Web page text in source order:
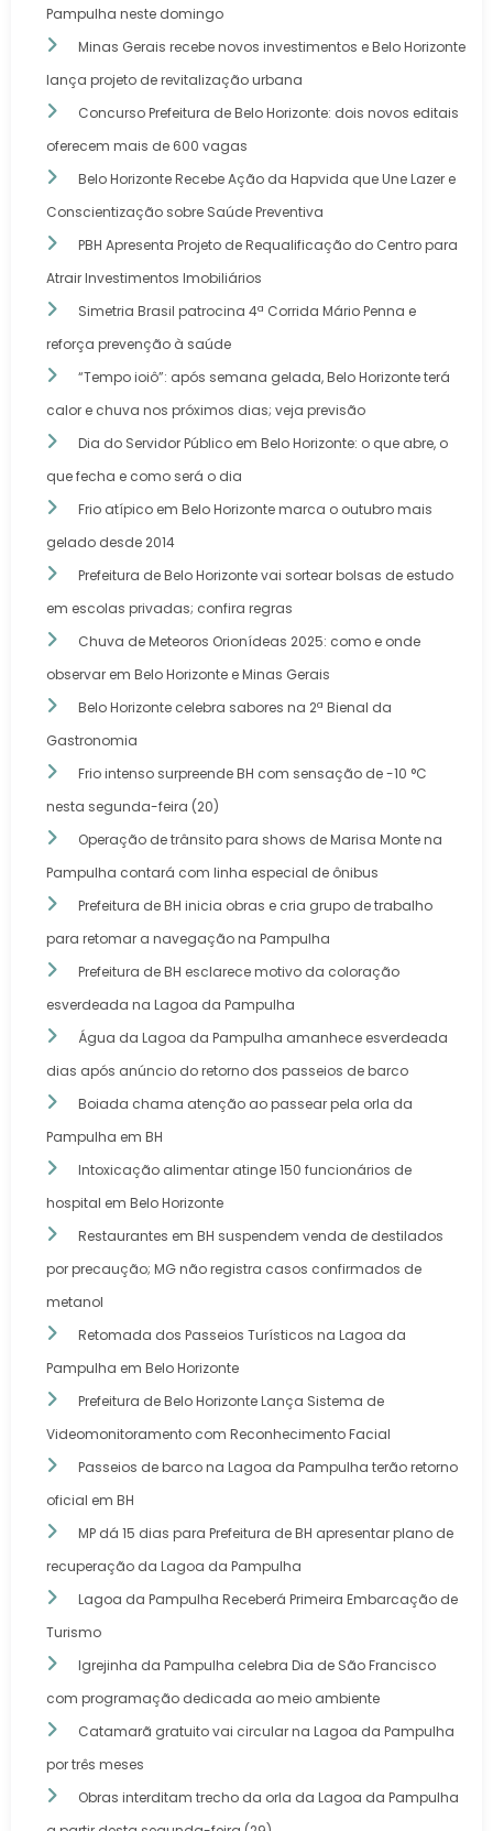
Pampulha neste domingo
Minas Gerais recebe novos investimentos e Belo Horizonte
lança projeto de revitalização urbana
Concurso Prefeitura de Belo Horizonte: dois novos editais
oferecem mais de 600 vagas
Belo Horizonte Recebe Ação da Hapvida que Une Lazer e
Conscientização sobre Saúde Preventiva
PBH Apresenta Projeto de Requalificação do Centro para
Atrair Investimentos Imobiliários
Simetria Brasil patrocina 4ª Corrida Mário Penna e
reforça prevenção à saúde
“Tempo ioiô”: após semana gelada, Belo Horizonte terá
calor e chuva nos próximos dias; veja previsão
Dia do Servidor Público em Belo Horizonte: o que abre, o
que fecha e como será o dia
Frio atípico em Belo Horizonte marca o outubro mais
gelado desde 2014
Prefeitura de Belo Horizonte vai sortear bolsas de estudo
em escolas privadas; confira regras
Chuva de Meteoros Orionídeas 2025: como e onde
observar em Belo Horizonte e Minas Gerais
Belo Horizonte celebra sabores na 2ª Bienal da
Gastronomia
Frio intenso surpreende BH com sensação de -10 °C
nesta segunda-feira (20)
Operação de trânsito para shows de Marisa Monte na
Pampulha contará com linha especial de ônibus
Prefeitura de BH inicia obras e cria grupo de trabalho
para retomar a navegação na Pampulha
Prefeitura de BH esclarece motivo da coloração
esverdeada na Lagoa da Pampulha
Água da Lagoa da Pampulha amanhece esverdeada
dias após anúncio do retorno dos passeios de barco
Boiada chama atenção ao passear pela orla da
Pampulha em BH
Intoxicação alimentar atinge 150 funcionários de
hospital em Belo Horizonte
Restaurantes em BH suspendem venda de destilados
por precaução; MG não registra casos confirmados de
metanol
Retomada dos Passeios Turísticos na Lagoa da
Pampulha em Belo Horizonte
Prefeitura de Belo Horizonte Lança Sistema de
Videomonitoramento com Reconhecimento Facial
Passeios de barco na Lagoa da Pampulha terão retorno
oficial em BH
MP dá 15 dias para Prefeitura de BH apresentar plano de
recuperação da Lagoa da Pampulha
Lagoa da Pampulha Receberá Primeira Embarcação de
Turismo
Igrejinha da Pampulha celebra Dia de São Francisco
com programação dedicada ao meio ambiente
Catamarã gratuito vai circular na Lagoa da Pampulha
por três meses
Obras interditam trecho da orla da Lagoa da Pampulha